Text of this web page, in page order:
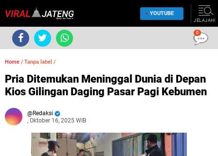
YOUTUBE
JELAJAHI
Home / Tanpa label /
Pria Ditemukan Meninggal Dunia di Depan
Kios Gilingan Daging Pasar Pagi Kebumen
Redaksi
, Oktober 16, 2025 WIB
0